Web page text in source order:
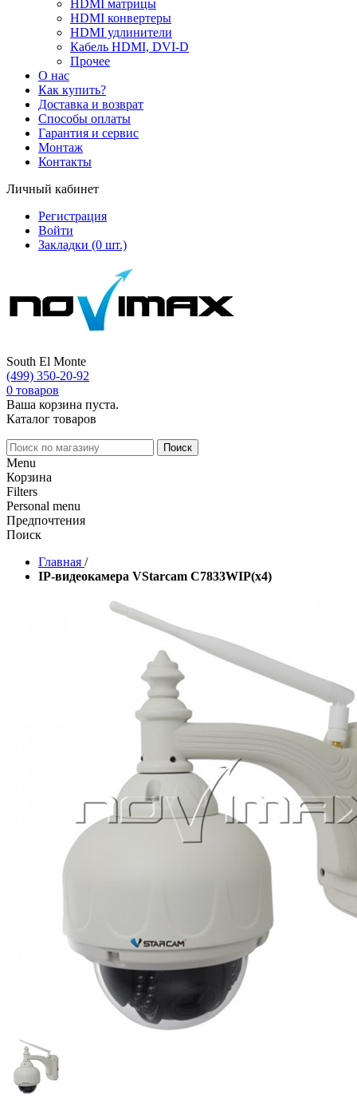
HDMI матрицы
HDMI конвертеры
HDMI удлинители
Кабель HDMI, DVI-D
Прочее
О нас
Как купить?
Доставка и возврат
Способы оплаты
Гарантия и сервис
Монтаж
Контакты
Личный кабинет
Регистрация
Войти
Закладки (0 шт.)
South El Monte
(499) 350-20-92
0 товаров
Ваша корзина пуста.
Каталог товаров
Menu
Корзина
Filters
Personal menu
Предпочтения
Поиск
Главная /
IP-видеокамера VStarcam C7833WIP(x4)